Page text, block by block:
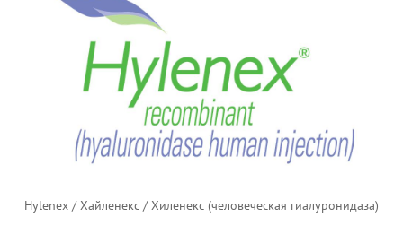
Hylenex / Хайленекс / Хиленекс (человеческая гиалуронидаза)